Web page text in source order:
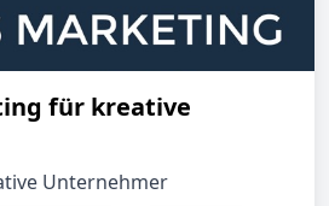
für kreative
Unternehmer